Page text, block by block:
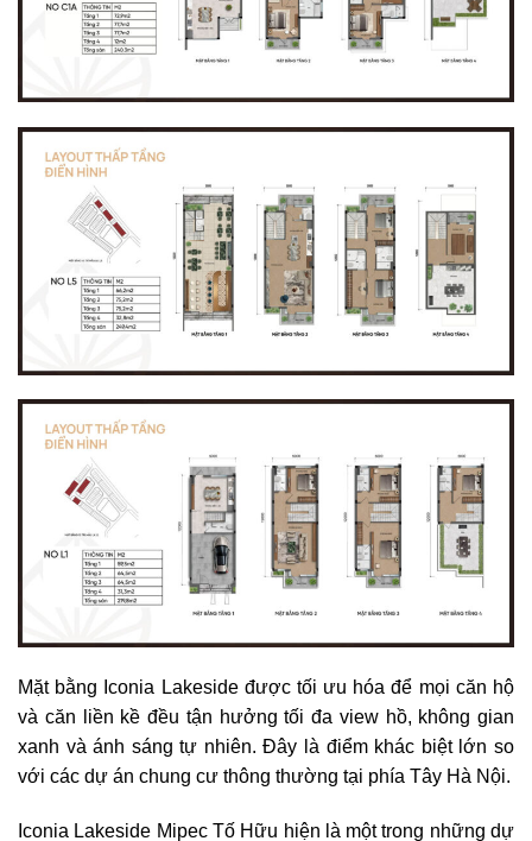
Mặt bằng Iconia Lakeside được tối ưu hóa để mọi căn hộ
và căn liền kề đều tận hưởng tối đa view hồ, không gian
xanh và ánh sáng tự nhiên. Đây là điểm khác biệt lớn so
với các dự án chung cư thông thường tại phía Tây Hà Nội.
Iconia Lakeside Mipec Tố Hữu hiện là một trong những dự